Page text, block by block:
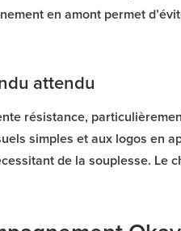
en amont permet
attendu
résistance,
simples et aux logos en
de la souplesse. Le